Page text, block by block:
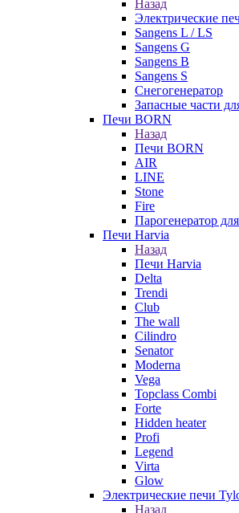
Назад
Электрические
Sangens L / LS
Sangens G
Sangens B
Sangens S
Снегогенератор
Запасные части
Печи BORN
Назад
Печи BORN
AIR
LINE
Stone
Fire
Парогенератор
Печи Harvia
Назад
Печи Harvia
Delta
Trendi
Club
The wall
Cilindro
Senator
Moderna
Vega
Topclass Combi
Forte
Hidden heater
Profi
Legend
Virta
Glow
Электрические печи
Назад